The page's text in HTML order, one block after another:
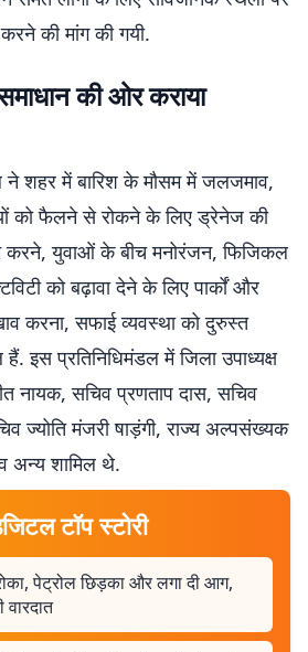
की मांग की गयी.
की ओर कराया
ने शहर में बारिश के मौसम में जलजमाव,
को फैलने से रोकने के लिए ड्रेनेज की
करने, युवाओं के बीच मनोरंजन, फिजिकल
को बढ़ावा देने के लिए पार्कों और
करना, सफाई व्यवस्था को दुरुस्त
इस प्रतिनिधिमंडल में जिला उपाध्यक्ष
नायक, सचिव प्रणताप दास, सचिव
ज्योति मंजरी षाड़ंगी, राज्य अल्पसंख्यक
व अन्य शामिल थे.
टॉप स्टोरी
पेट्रोल छिड़का और लगा दी आग,
वारदात